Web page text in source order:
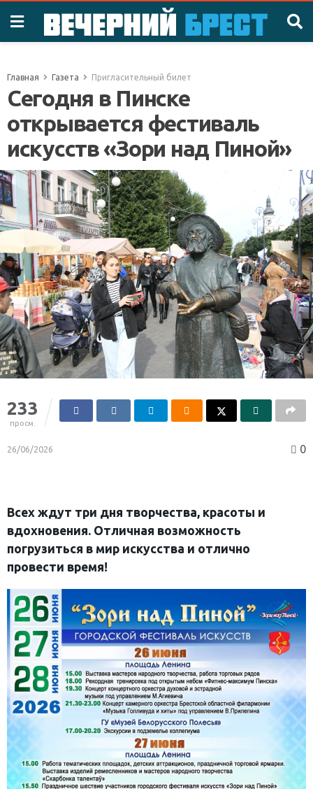
Главная Газета Пригласительный билет
Сегодня в Пинске
открывается фестиваль
искусств «Зори над Пиной»
233
просм.
26/06/2026 0
Всех ждут три дня творчества, красоты и
вдохновения. Отличная возможность
погрузиться в мир искусства и отлично
провести время!